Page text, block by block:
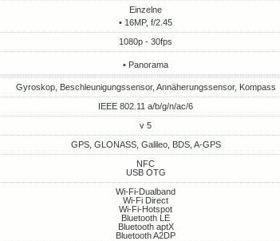
Einzelne
• 16MP, f/2.45
1080p - 30fps
• Panorama
Gyroskop, Beschleunigungssensor, Annäherungssensor, Kompass
IEEE 802.11 a/b/g/n/ac/6
v 5
GPS, GLONASS, Galileo, BDS, A-GPS
NFC
USB OTG
Wi-Fi-Dualband
Wi-Fi Direct
Wi-Fi-Hotspot
Bluetooth LE
Bluetooth aptX
Bluetooth A2DP